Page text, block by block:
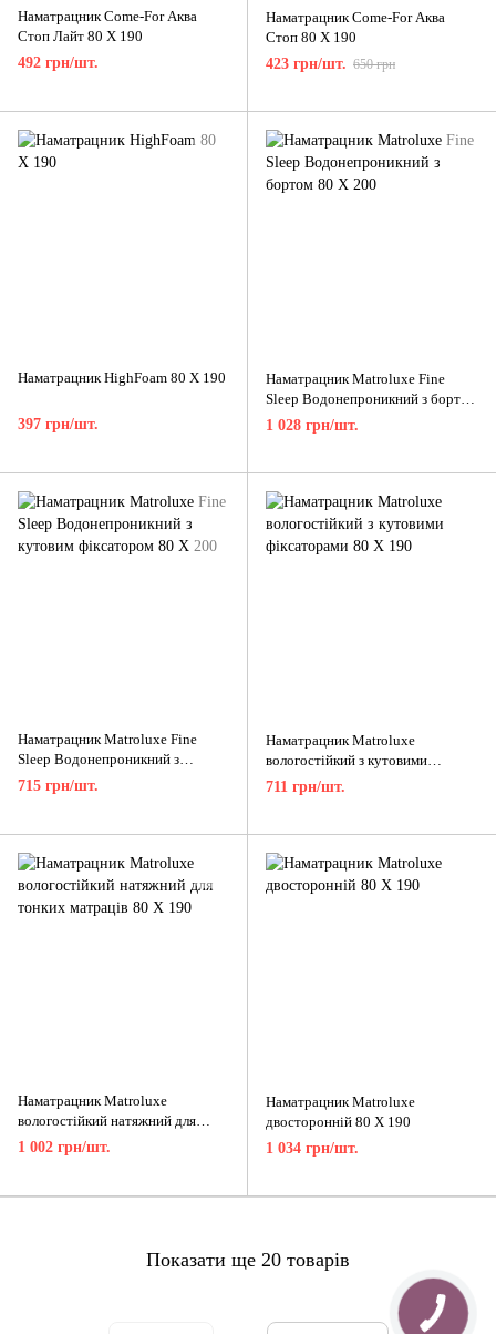
Наматрацник Come-For Аква
Стоп Лайт 80 X 190
492 грн/шт.
Наматрацник Come-For Аква
Стоп 80 X 190
423 грн/шт. 650 грн
Наматрацник HighFoam 80 X 190
397 грн/шт.
Наматрацник Matroluxe Fine
Sleep Водонепроникний з бортом
80 X 200
1 028 грн/шт.
Наматрацник Matroluxe Fine
Sleep Водонепроникний з
кутовим фіксатором 80 X 200
715 грн/шт.
Наматрацник Matroluxe
вологостійкий з кутовими
фіксаторами 80 X 190
711 грн/шт.
Наматрацник Matroluxe
вологостійкий натяжний для
тонких матраців 80 X 190
1 002 грн/шт.
Наматрацник Matroluxe
двосторонній 80 X 190
1 034 грн/шт.
Показати ще 20 товарів